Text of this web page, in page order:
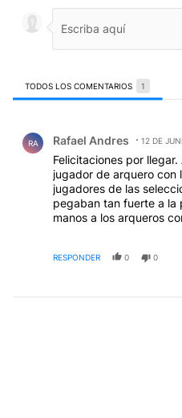
TODOS LOS COMENTARIOS 1
RA Rafael Andres 12 DE
Felicitaciones por
jugador de arquero con
jugadores de las
pegaban tan fuerte a la
manos a los arqueros
ganas que le pegaban
la Seleccion Argentina
mundial ? Escribo
RESPONDER 0 0